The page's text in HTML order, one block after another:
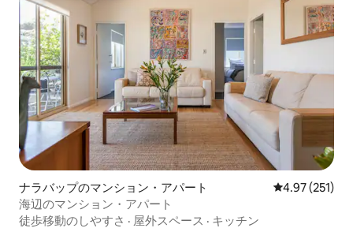
ナラバップのマンション・アパート レビュー251
4.97 (251)
海辺のマンション・アパート
徒歩移動のしやすさ · 屋外スペース · キッチン